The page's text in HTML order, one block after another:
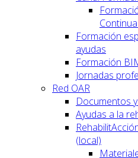
Formación
ayudas
Formación
Jornadas
Red OAR
Documentos
Ayudas a la
(local)